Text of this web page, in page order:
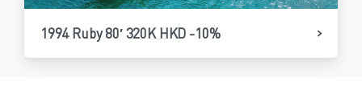
1994 Ruby 80′ 320K HKD -10%